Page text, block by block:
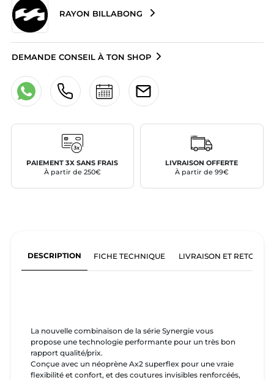
RAYON BILLABONG
DEMANDE CONSEIL À TON SHOP
PAIEMENT 3X SANS FRAIS
À partir de 250€
LIVRAISON OFFERTE
À partir de 99€
DESCRIPTION FICHE TECHNIQUE LIVRAISON ET RETOURS
La nouvelle combinaison de la série Synergie vous
propose une technologie performante pour un très bon
rapport qualité/prix.
Conçue avec un néoprène Ax2 superflex pour une vraie
flexibilité et confort, et des coutures invisibles renforcéés,